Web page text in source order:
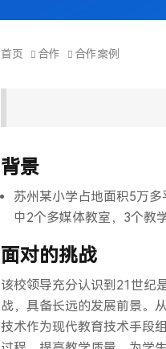
首页 合作 合作案例
背景
苏州某小学占地面积5万
中2个多媒体教室，3个教
面对的挑战
该校领导充分认识到21世纪
战，具备长远的发展前景。
技术作为现代教育技术手段